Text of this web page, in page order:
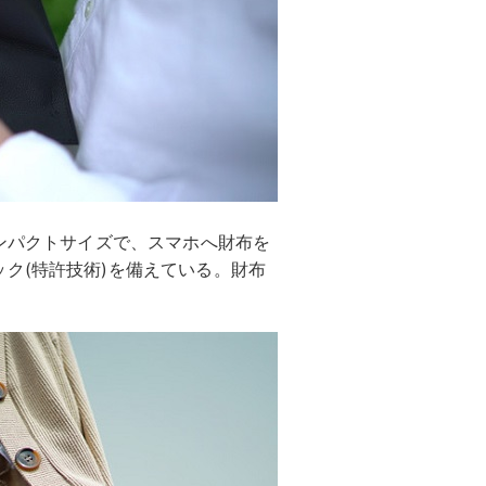
クトサイズで、スマホへ財布を
(特許技術)を備えている。財布